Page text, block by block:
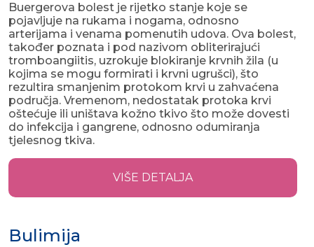
Buergerova bolest je rijetko stanje koje se
pojavljuje na rukama i nogama, odnosno
arterijama i venama pomenutih udova. Ova bolest,
također poznata i pod nazivom obliterirajući
tromboangiitis, uzrokuje blokiranje krvnih žila (u
kojima se mogu formirati i krvni ugrušci), što
rezultira smanjenim protokom krvi u zahvaćena
područja. Vremenom, nedostatak protoka krvi
oštećuje ili uništava kožno tkivo što može dovesti
do infekcija i gangrene, odnosno odumiranja
tjelesnog tkiva.
VIŠE DETALJA
Bulimija